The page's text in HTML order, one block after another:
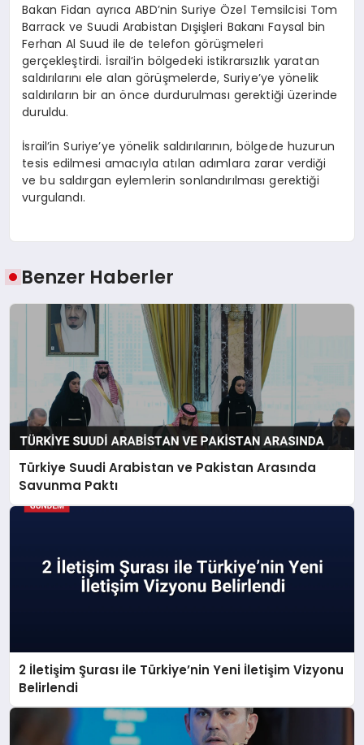
Bakan Fidan ayrıca ABD’nin Suriye Özel Temsilcisi Tom
Barrack ve Suudi Arabistan Dışişleri Bakanı Faysal bin
Ferhan Al Suud ile de telefon görüşmeleri
gerçekleştirdi. İsrail’in bölgedeki istikrarsızlık yaratan
saldırılarını ele alan görüşmelerde, Suriye’ye yönelik
saldırıların bir an önce durdurulması gerektiği üzerinde
duruldu.
İsrail’in Suriye’ye yönelik saldırılarının, bölgede huzurun
tesis edilmesi amacıyla atılan adımlara zarar verdiği
ve bu saldırgan eylemlerin sonlandırılması gerektiği
vurgulandı.
Benzer Haberler
Türkiye Suudi Arabistan ve Pakistan Arasında
Savunma Paktı
2 İletişim Şurası ile Türkiye’nin Yeni İletişim Vizyonu
Belirlendi